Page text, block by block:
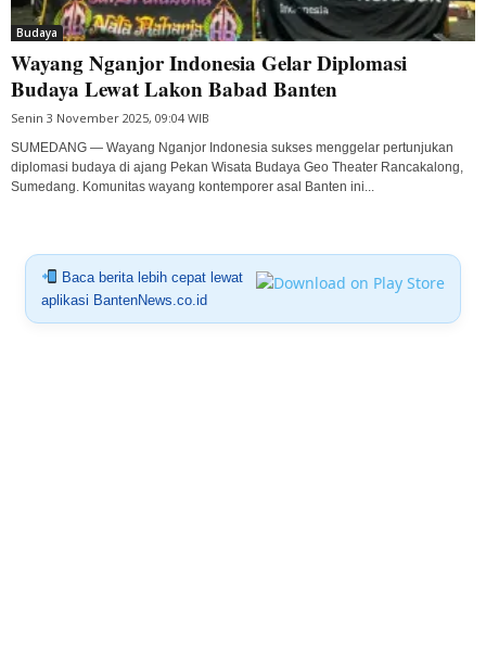
Budaya
Wayang Nganjor Indonesia Gelar Diplomasi
Budaya Lewat Lakon Babad Banten
Senin 3 November 2025, 09:04 WIB
SUMEDANG — Wayang Nganjor Indonesia sukses menggelar pertunjukan
diplomasi budaya di ajang Pekan Wisata Budaya Geo Theater Rancakalong,
Sumedang. Komunitas wayang kontemporer asal Banten ini...
Baca berita lebih cepat lewat
aplikasi BantenNews.co.id